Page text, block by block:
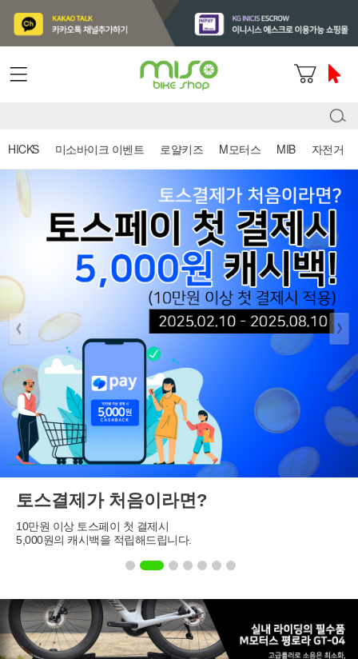
HICKS 미소바이크 이벤트 로얄키즈 M모터스 MIB 자전거
토스결제가 처음이라면?
10만원 이상 토스페이 첫 결제시
5,000원의 캐시백을 적립해드립니다.